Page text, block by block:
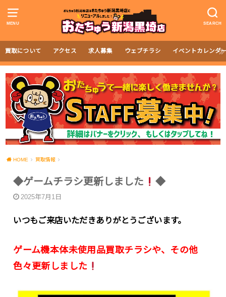
MENU SEARCH
買取について アクセス 求人募集 ウェブチラシ イベントカレンダ
HOME 買取情報
◆ゲームチラシ更新しました ◆
2025年7月1日
いつもご来店いただきありがとうございます。
ゲーム機本体未使用品買取チラシや、その他
色々更新しました